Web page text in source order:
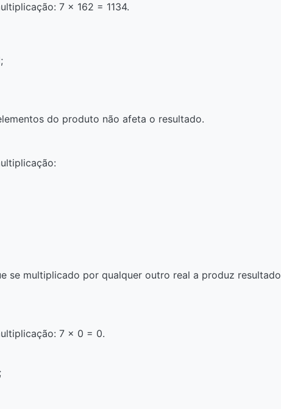
7 x 162 = 1134.
do produto não afeta o resultado.
se multiplicado por qualquer outro real a produz resultado
7 x 0 = 0.